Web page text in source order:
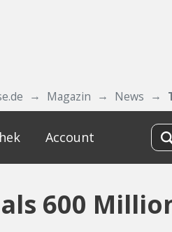
Magazin News
Account
600